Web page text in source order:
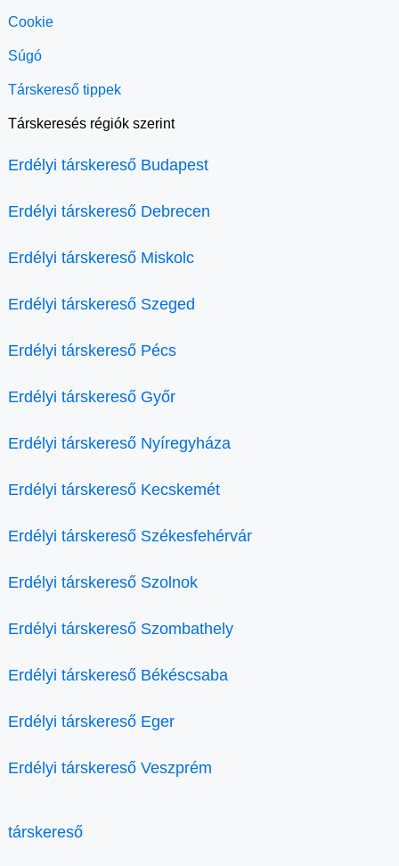
Cookie
Súgó
Társkereső tippek
Társkeresés régiók szerint
Erdélyi társkereső Budapest
Erdélyi társkereső Debrecen
Erdélyi társkereső Miskolc
Erdélyi társkereső Szeged
Erdélyi társkereső Pécs
Erdélyi társkereső Győr
Erdélyi társkereső Nyíregyháza
Erdélyi társkereső Kecskemét
Erdélyi társkereső Székesfehérvár
Erdélyi társkereső Szolnok
Erdélyi társkereső Szombathely
Erdélyi társkereső Békéscsaba
Erdélyi társkereső Eger
Erdélyi társkereső Veszprém
társkereső